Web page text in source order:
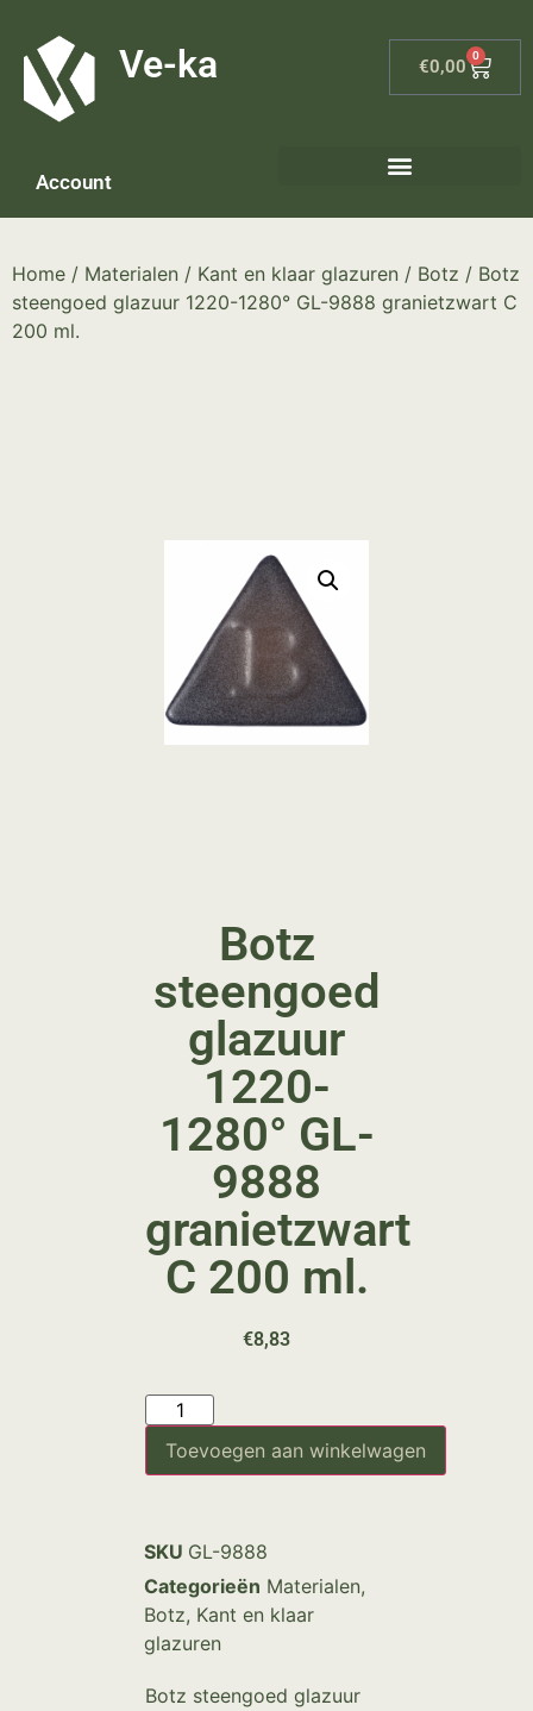
Ve-ka €0,00
0
Account
Home / Materialen / Kant en klaar glazuren / Botz / Botz
steengoed glazuur 1220-1280° GL-9888 granietzwart C
200 ml.
Botz
steengoed
glazuur
1220-
1280° GL-
9888
granietzwart
C 200 ml.
€8,83
Toevoegen aan winkelwagen
SKU GL-9888
Categorieën Materialen,
Botz, Kant en klaar
glazuren
Botz steengoed glazuur